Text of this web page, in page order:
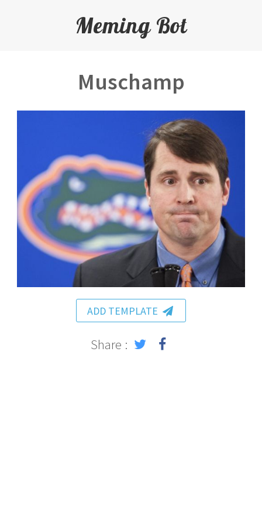
Meming Bot
Muschamp
ADD TEMPLATE
Share :